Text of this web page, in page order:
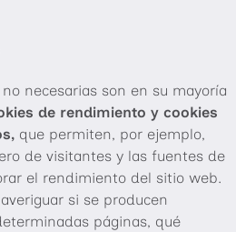
necesarias son en su mayoría
de rendimiento y cookies
que permiten, por ejemplo,
de visitantes y las fuentes de
el rendimiento del sitio web.
si se producen
páginas, qué